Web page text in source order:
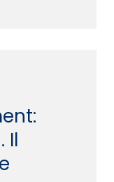
Il